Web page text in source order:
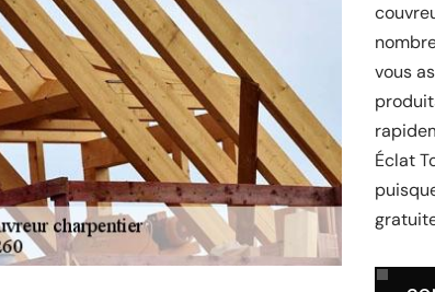
vous
Éclat